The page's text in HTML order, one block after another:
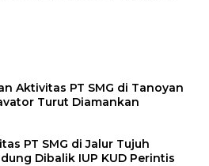
Aktivitas PT SMG di Tanoyan
Turut Diamankan
PT SMG di Jalur Tujuh
Dibalik IUP KUD Perintis